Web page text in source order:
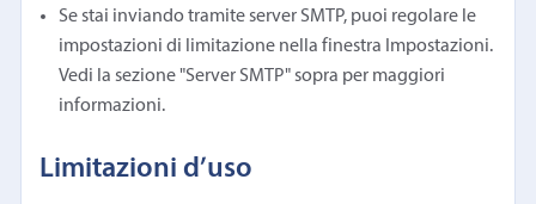
Se stai inviando tramite server SMTP, puoi regolare le
impostazioni di limitazione nella finestra Impostazioni.
Vedi la sezione "Server SMTP" sopra per maggiori
informazioni.
Limitazioni d’uso